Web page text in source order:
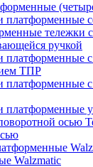
платформенные
тележки
ручкой
платформенные
ТПР
платформенные
платформенные
Walzmatic